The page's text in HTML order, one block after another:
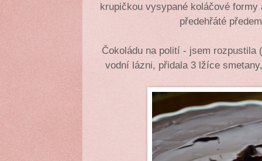
krupičkou vysypané koláčové formy
předehřáté
Čokoládu na polití - jsem rozpustila
vodní lázni, přidala 3 lžíce